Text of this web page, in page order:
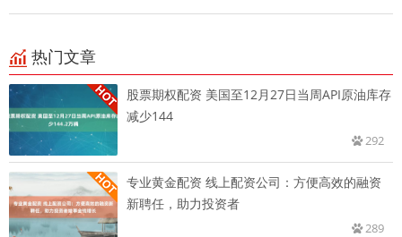
热门文章
股票期权配资 美国至12月27日当周API原油库存
减少144
292
专业黄金配资 线上配资公司：方便高效的融资
新聘任，助力投资者
289